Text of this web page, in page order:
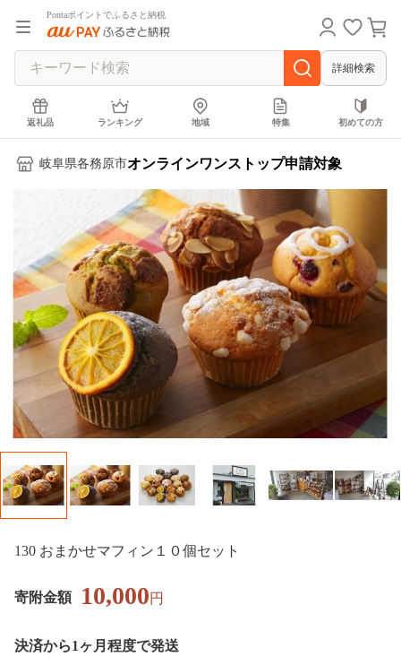
Pontaポイントでふるさと納税
詳細検索
返礼品 ランキング 地域 特集 初めての方
岐阜県各務原市オンラインワンストップ申請対象
130 おまかせマフィン１０個セット
寄附金額 10,000円
決済から1ヶ月程度で発送